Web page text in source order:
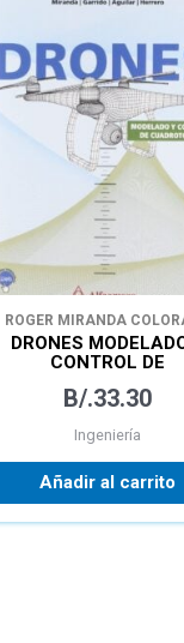
ROGER MIRANDA
DRONES
CONTROL DE
B/.33.30
Ingeniería
Añadir al carrito